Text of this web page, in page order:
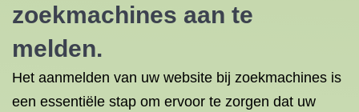
zoekmachines aan te
melden.
Het aanmelden van uw website bij zoekmachines is
een essentiële stap om ervoor te zorgen dat uw